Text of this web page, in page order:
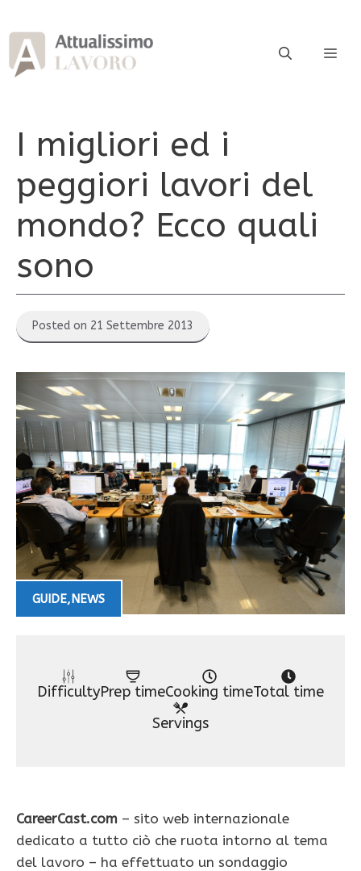
al
contenuto
I migliori ed i
peggiori lavori del
mondo? Ecco quali
sono
Posted on 21 Settembre 2013
GUIDE,NEWS
DifficultyPrep timeCooking timeTotal time
Servings
CareerCast.com – sito web internazionale
dedicato a tutto ciò che ruota intorno al tema
del lavoro – ha effettuato un sondaggio